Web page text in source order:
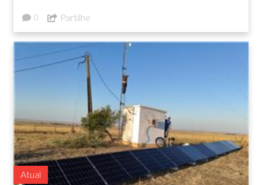
0 Partilhe
Atual